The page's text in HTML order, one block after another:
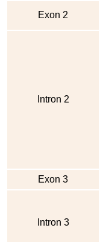
Exon 2
Intron 2
Exon 3
Intron 3